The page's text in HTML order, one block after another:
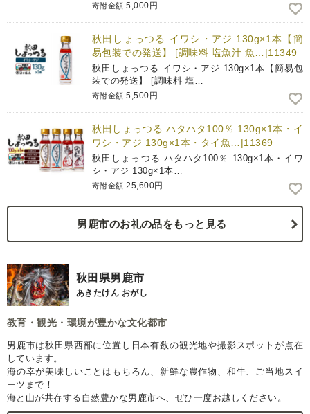
寄附金額 5,000円
秋田しょっつる イワシ・アジ 130g×1本【簡
易包装での発送】 [調味料 塩魚汁 魚…|11349
秋田しょっつる イワシ・アジ 130g×1本【簡易包
装での発送】 [調味料 塩…
寄附金額 5,500円
秋田しょっつる ハタハタ100％ 130g×1本・イ
ワシ・アジ 130g×1本・タイ魚…|11369
秋田しょっつる ハタハタ100％ 130g×1本・イワ
シ・アジ 130g×1本…
寄附金額 25,600円
男鹿市のお礼の品をもっと見る
秋田県男鹿市
あきたけん おがし
教育・観光・環境が豊かな文化都市
男鹿市は秋田県西部に位置し日本有数の観光地や撮影スポットが点在
しています。
海の幸が美味しいことはもちろん、新鮮な農作物、和牛、ご当地スイ
ーツまで！
海と山が共存する自然豊かな男鹿市へ、ぜひ一度お越しください。